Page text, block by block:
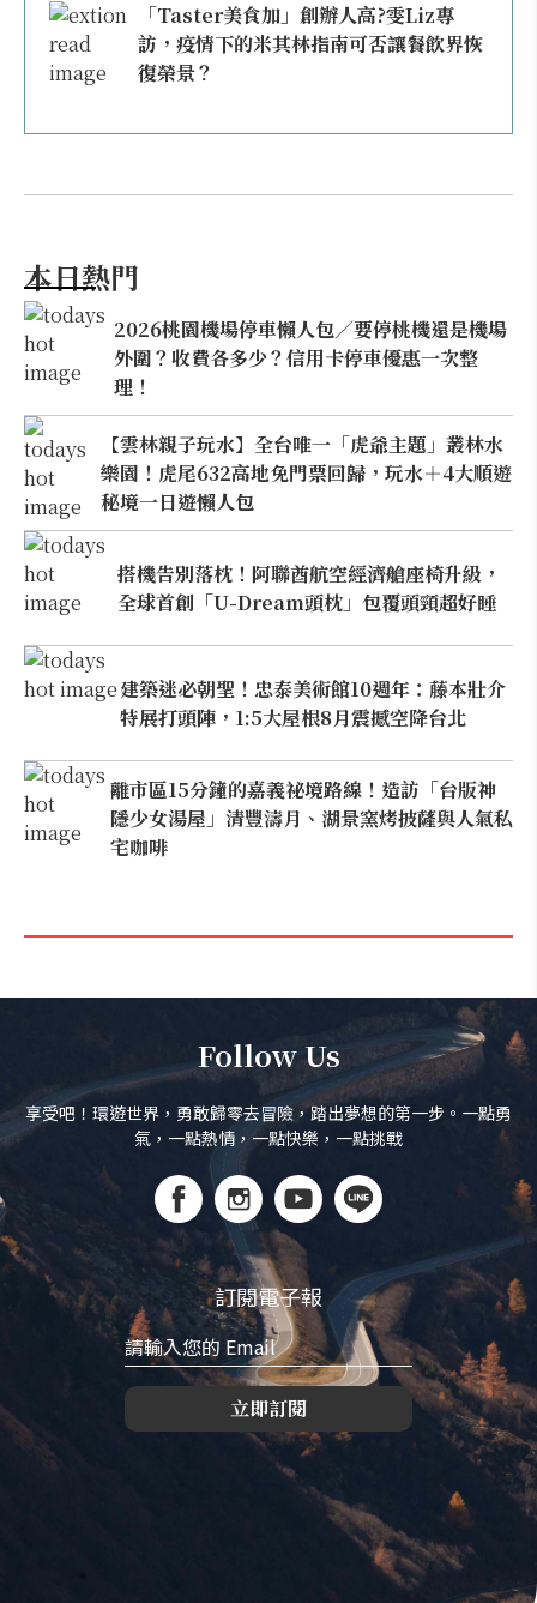
「Taster美食加」創辦人高?雯Liz專
訪，疫情下的米其林指南可否讓餐飲界恢
復榮景？
本日熱門
2026桃園機場停車懶人包／要停桃機還是機場
外圍？收費各多少？信用卡停車優惠一次整
理！
【雲林親子玩水】全台唯一「虎爺主題」叢林水
樂園！虎尾632高地免門票回歸，玩水＋4大順遊
秘境一日遊懶人包
搭機告別落枕！阿聯酋航空經濟艙座椅升級，
全球首創「U-Dream頭枕」包覆頭頸超好睡
建築迷必朝聖！忠泰美術館10週年：藤本壯介
特展打頭陣，1:5大屋根8月震撼空降台北
離市區15分鐘的嘉義祕境路線！造訪「台版神
隱少女湯屋」清豐濤月、湖景窯烤披薩與人氣私
宅咖啡
Follow Us
享受吧！環遊世界，勇敢歸零去冒險，踏出夢想的第一步。一點勇
氣，一點熱情，一點快樂，一點挑戰
訂閱電子報
立即訂閱